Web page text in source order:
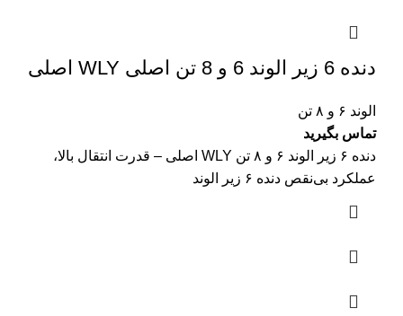
دنده 6 زیر الوند 6 و 8 تن اصلی WLY اصلی
الوند ۶ و ۸ تن
تماس بگیرید
دنده ۶ زیر الوند ۶ و ۸ تن WLY اصلی – قدرت انتقال بالا،
عملکرد بی‌نقص دنده ۶ زیر الوند